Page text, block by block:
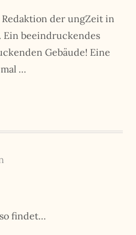
der ungZeit in
Ein beeindruckendes
Gebäude! Eine
…
findet…